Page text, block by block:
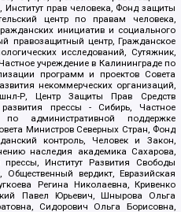
прав человека, Фонд защиты
центр по правам человека,
инициатив и социального
правозащитный центр, Гражданское
исследований, Сутяжник,
учреждение в Калининграде по
программ и проектов Совета
некоммерческих организаций,
Р, Центр Защиты Прав Средств
прессы - Сибирь, Частное
по административной поддержке
Министров Северных Стран, Фонд
контроль, Человек и Закон,
наследия академика Сахарова,
Институт Развития Свободы
вердикт, Евразийская
Регина Николаевна, Кривенко
Павел Юрьевич, Шнырова Ольга
Сидорович Ольга Борисовна,